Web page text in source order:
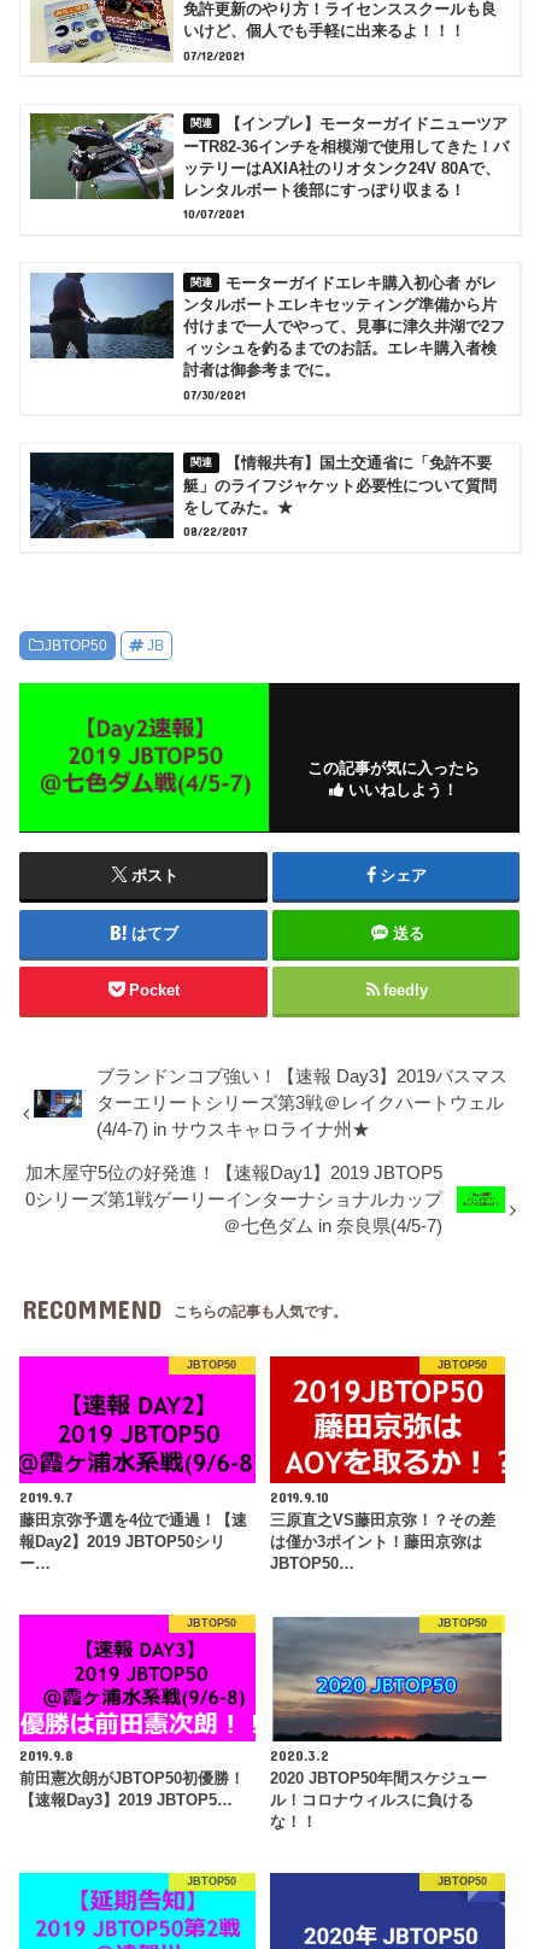
免許更新のやり方！ライセンススクールも良
いけど、個人でも手軽に出来るよ！！！
07/12/2021
【インプレ】モーターガイドニューツア
ーTR82-36インチを相模湖で使用してきた！バ
ッテリーはAXIA社のリオタンク24V 80Aで、
レンタルボート後部にすっぽり収まる！
10/07/2021
モーターガイドエレキ購入初心者 がレ
ンタルボートエレキセッティング準備から片
付けまで一人でやって、見事に津久井湖で2フ
ィッシュを釣るまでのお話。エレキ購入者検
討者は御参考までに。
07/30/2021
【情報共有】国土交通省に「免許不要
艇」のライフジャケット必要性について質問
をしてみた。★
08/22/2017
JBTOP50 JB
この記事が気に入ったら
いいねしよう！
ポスト シェア
はてブ 送る
Pocket feedly
ブランドンコブ強い！【速報 Day3】2019バスマス
ターエリートシリーズ第3戦＠レイクハートウェル
(4/4-7) in サウスキャロライナ州★
加木屋守5位の好発進！【速報Day1】2019 JBTOP5
0シリーズ第1戦ゲーリーインターナショナルカップ
＠七色ダム in 奈良県(4/5-7)
RECOMMEND こちらの記事も人気です。
JBTOP50
2019.9.7
藤田京弥予選を4位で通過！【速
報Day2】2019 JBTOP50シリ
ー…
JBTOP50
2019.9.10
三原直之VS藤田京弥！？その差
は僅か3ポイント！藤田京弥は
JBTOP50…
JBTOP50
2019.9.8
前田憲次朗がJBTOP50初優勝！
【速報Day3】2019 JBTOP5…
JBTOP50
2020.3.2
2020 JBTOP50年間スケジュー
ル！コロナウィルスに負ける
な！！
JBTOP50 JBTOP50